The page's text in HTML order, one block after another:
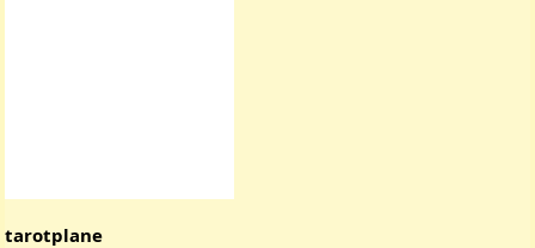
tarotplane